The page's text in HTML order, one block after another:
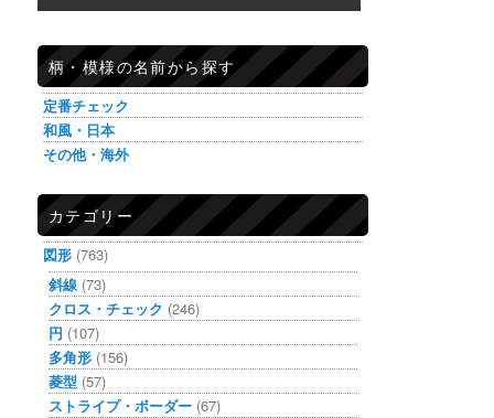
柄・模様の名前から探す
定番チェック
和風・日本
その他・海外
カテゴリー
図形 (763)
斜線 (73)
クロス・チェック (246)
円 (107)
多角形 (156)
菱型 (57)
ストライプ・ボーダー (67)